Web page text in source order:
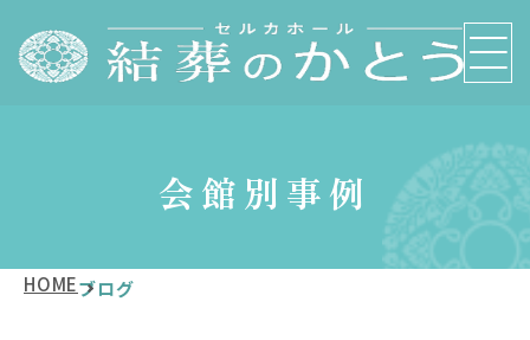
会館別事例
HOMEブログ